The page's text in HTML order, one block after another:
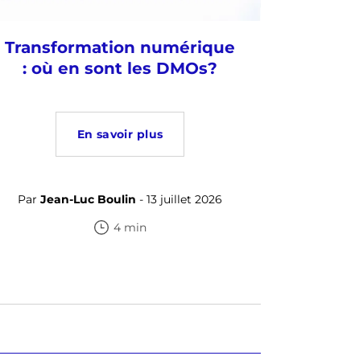
Transformation numérique
: où en sont les DMOs?
En savoir plus
Par Jean-Luc Boulin - 13 juillet 2026
4 min